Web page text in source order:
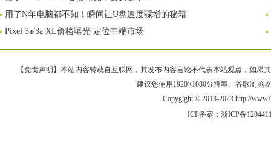
用了N年电脑都不知！瞬间让U盘速度骤增的秘籍
Pixel 3a/3a XL价格曝光 定位中端市场
【免责声明】本站内容转载自互联网，其发布内容言论不代表本站观点，如果
建议您使用1920×1080分辨率、谷歌浏览
Copygight © 2013-2023 http://
ICP备案： 浙ICP备